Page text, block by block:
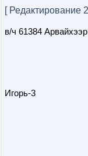
[ Редактирование
в/ч 61384
Игорь-3